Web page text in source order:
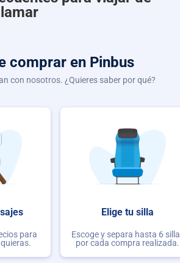
comprar en Pinbus
con nosotros. ¿Quieres saber por qué?
para
Elige tu silla
Escoge y separa hasta 6
por cada compra realizada.